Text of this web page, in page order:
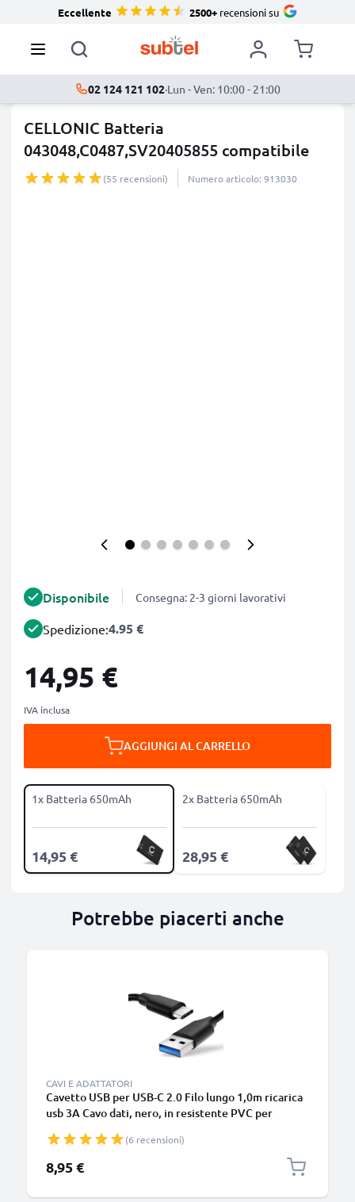
Eccellente 2500+recensioni su
02 124 121 102·Lun - Ven: 10:00 - 21:00
CELLONIC Batteria
043048,C0487,SV20405855 compatibile
con Sw...di più
(55 recensioni) Numero articolo: 913030
Disponibile Consegna: 2-3 giorni lavorativi
Spedizione:4.95 €
14,95 €
IVA inclusa
AGGIUNGI AL CARRELLO
1x Batteria 650mAh
14,95 €
2x Batteria 650mAh
28,95 €
Potrebbe piacerti anche
CAVI E ADATTATORI
Cavetto USB per USB-C 2.0 Filo lungo 1,0m ricarica
usb 3A Cavo dati, nero, in resistente PVC per
fotocamera Canon, Panasonic Lumix, Sony
connettore tipo C
(6 recensioni)
8,95 €